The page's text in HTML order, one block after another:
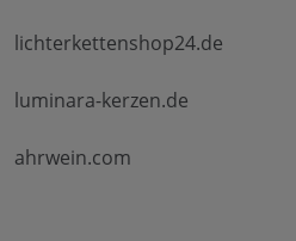
lichterkettenshop24.de
luminara-kerzen.de
ahrwein.com